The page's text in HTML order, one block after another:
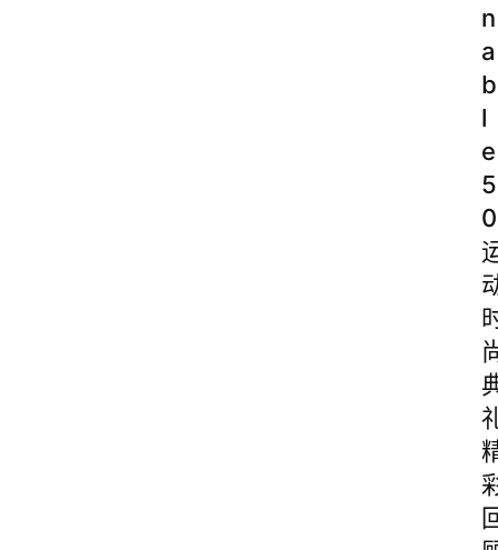
n
a
b
l
e
5
0